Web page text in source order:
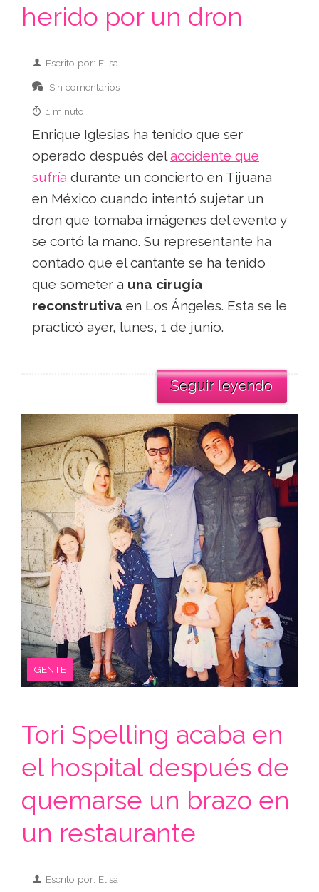
herido por un dron
Escrito por: Elisa
Sin comentarios
1 minuto
Enrique Iglesias ha tenido que ser
operado después delaccidente que
sufría durante un concierto en Tijuana
en México cuando intentó sujetar un
dron que tomaba imágenes del evento y
se cortó la mano. Su representante ha
contado que el cantante se ha tenido
que someter a una cirugía
reconstrutiva en Los Ángeles. Esta se le
practicó ayer, lunes, 1 de junio.
Seguir leyendo
GENTE
Tori Spelling acaba en
el hospital después de
quemarse un brazo en
un restaurante
Escrito por: Elisa